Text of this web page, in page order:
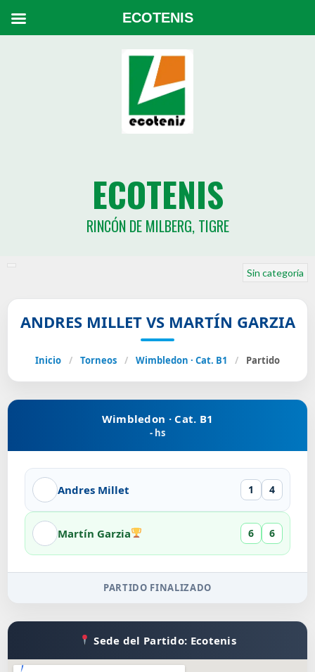
ECOTENIS
RINCÓN DE MILBERG, TIGRE
Sin categoría
ANDRES MILLET VS MARTÍN GARZIA
Inicio / Torneos / Wimbledon · Cat. B1 / Partido
Wimbledon · Cat. B1
- hs
Andres Millet 1 4
Martín Garzia 6 6
PARTIDO FINALIZADO
Sede del Partido: Ecotenis
ECOTENIS